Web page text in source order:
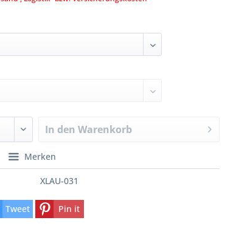
In den Warenkorb
Merken
XLAU-031
Tweet Pin it